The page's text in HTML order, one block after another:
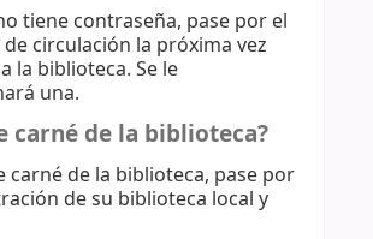
tiene contraseña, pase por el
circulación la próxima vez
la biblioteca. Se le
una.
carné de la biblioteca?
carné de la biblioteca, pase por
de su biblioteca local y